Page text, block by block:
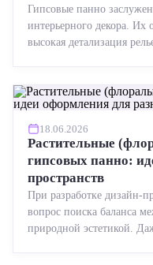
Гипсовые панно
интерьерного декора. Их
высокая детализация
18.06.2026
Растительные
гипсовых панно:
пространств
При разработке дизайн-
вопрос поиска баланса
природной эстетикой.